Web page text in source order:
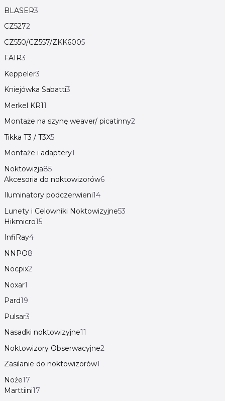
BLASER3
CZ5272
CZ550/CZ557/ZKK6005
FAIR3
Keppeler3
Kniejówka Sabatti3
Merkel KR11
Montaże na szynę weaver/ picatinny2
Tikka T3 / T3X5
Montaże i adaptery1
Noktowizja85
Akcesoria do noktowizorów6
Iluminatory podczerwieni14
Lunety i Celowniki Noktowizyjne53
Hikmicro15
InfiRay4
NNPO8
Nocpix2
Noxar1
Pard19
Pulsar3
Nasadki noktowizyjne11
Noktowizory Obserwacyjne2
Zasilanie do noktowizorów1
Noże17
Marttiini17